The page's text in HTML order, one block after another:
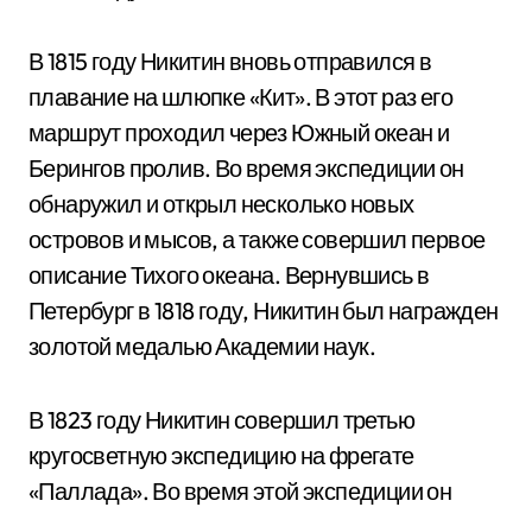
В 1815 году Никитин вновь отправился в
плавание на шлюпке «Кит». В этот раз его
маршрут проходил через Южный океан и
Берингов пролив. Во время экспедиции он
обнаружил и открыл несколько новых
островов и мысов, а также совершил первое
описание Тихого океана. Вернувшись в
Петербург в 1818 году, Никитин был награжден
золотой медалью Академии наук.
В 1823 году Никитин совершил третью
кругосветную экспедицию на фрегате
«Паллада». Во время этой экспедиции он